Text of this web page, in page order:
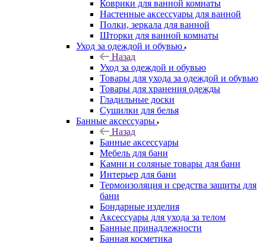
Коврики для ванной комнаты
Настенные аксессуары для ванной
Полки, зеркала для ванной
Шторки для ванной комнаты
Уход за одеждой и обувью
Назад
Уход за одеждой и обувью
Товары для ухода за одеждой и обувью
Товары для хранения одежды
Гладильные доски
Сушилки для белья
Банные аксессуары
Назад
Банные аксессуары
Мебель для бани
Камни и соляные товары для бани
Интерьер для бани
Термоизоляция и средства защиты для
бани
Бондарные изделия
Аксеcсуары для ухода за телом
Банные принадлежности
Банная косметика